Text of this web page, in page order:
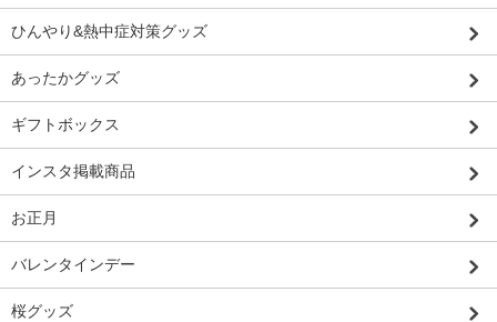
ひんやり&熱中症対策グッズ
あったかグッズ
ギフトボックス
インスタ掲載商品
お正月
バレンタインデー
桜グッズ